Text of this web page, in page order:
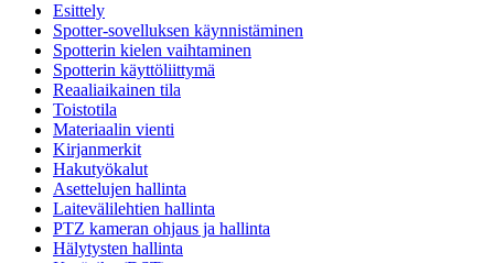
Esittely
Spotter-sovelluksen käynnistäminen
Spotterin kielen vaihtaminen
Spotterin käyttöliittymä
Reaaliaikainen tila
Toistotila
Materiaalin vienti
Kirjanmerkit
Hakutyökalut
Asettelujen hallinta
Laitevälilehtien hallinta
PTZ kameran ohjaus ja hallinta
Hälytysten hallinta